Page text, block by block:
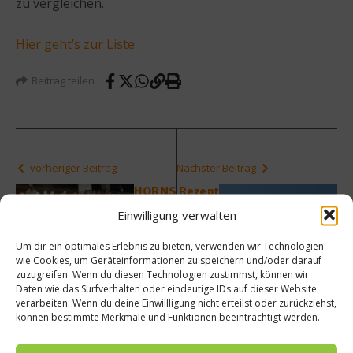
Einwilligung verwalten
Um dir ein optimales Erlebnis zu bieten, verwenden wir Technologien
wie Cookies, um Geräteinformationen zu speichern und/oder darauf
zuzugreifen. Wenn du diesen Technologien zustimmst, können wir
Daten wie das Surfverhalten oder eindeutige IDs auf dieser Website
verarbeiten. Wenn du deine Einwillligung nicht erteilst oder zurückziehst,
können bestimmte Merkmale und Funktionen beeinträchtigt werden.
Hier geht’s zur Liste
Beitrag teilen
vorheriger Beitrag
HORNS
RANKI
2014
präsen
tiert
Nächster Beitrag
Rezept
Roulad
Seezu
nge
und
Jakobs
musch
Safran